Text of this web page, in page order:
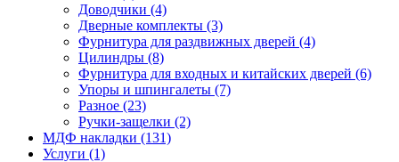
Доводчики (4)
Дверные комплекты (3)
Фурнитура для раздвижных дверей (4)
Цилиндры (8)
Фурнитура для входных и китайских дверей (6)
Упоры и шпингалеты (7)
Разное (23)
Ручки-защелки (2)
МДФ накладки (131)
Услуги (1)